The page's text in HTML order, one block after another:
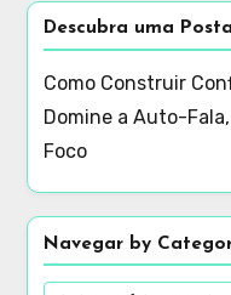
Descubra uma
Como Construir
Domine a Auto-
Foco
Navegar by